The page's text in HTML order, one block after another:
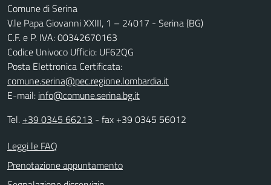
Comune di Serina
V.le Papa Giovanni XXIII, 1 – 24017 - Serina (BG)
C.F. e P. IVA: 00342670163
Codice Univoco Ufficio: UF62QG
Posta Elettronica Certificata:
comune.serina@pec.regione.lombardia.it
E-mail: info@comune.serina.bg.it
Tel. +39 0345 66213 - fax +39 0345 56012
Leggi le FAQ
Prenotazione appuntamento